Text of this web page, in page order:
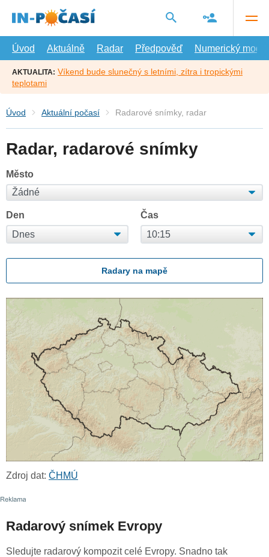
hlavní
Úvod
Aktuálně Radar Předpověď Numerický model
AKTUALITA: Víkend bude slunečný s letními, zítra i tropickými
teplotami
Úvod Aktuální počasí Radarové snímky, radar
Radar, radarové snímky
Město
Den Čas
Radary na mapě
Zdroj dat: ČHMÚ
Radarový snímek Evropy
Sledujte radarový kompozit celé Evropy. Snadno tak